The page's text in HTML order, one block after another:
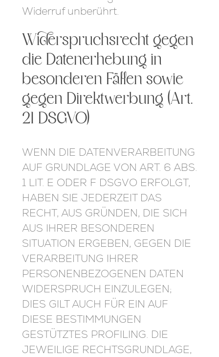
Widerruf unberührt.
Widerspruchsrecht gegen
die Datenerhebung in
besonderen Fällen sowie
gegen Direktwerbung (Art.
21 DSGVO)
WENN DIE DATENVERARBEITUNG
AUF GRUNDLAGE VON ART. 6 ABS.
1 LIT. E ODER F DSGVO ERFOLGT,
HABEN SIE JEDERZEIT DAS
RECHT, AUS GRÜNDEN, DIE SICH
AUS IHRER BESONDEREN
SITUATION ERGEBEN, GEGEN DIE
VERARBEITUNG IHRER
PERSONENBEZOGENEN DATEN
WIDERSPRUCH EINZULEGEN;
DIES GILT AUCH FÜR EIN AUF
DIESE BESTIMMUNGEN
GESTÜTZTES PROFILING. DIE
JEWEILIGE RECHTSGRUNDLAGE,